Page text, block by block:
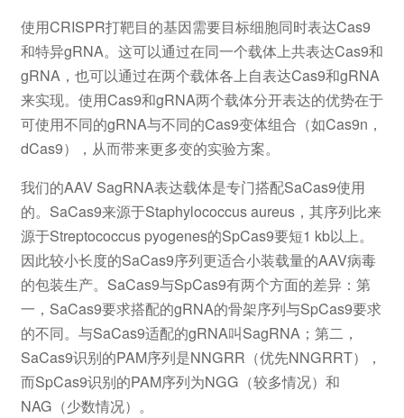
使用CRISPR打靶目的基因需要目标细胞同时表达Cas9
和特异gRNA。这可以通过在同一个载体上共表达Cas9和
gRNA，也可以通过在两个载体各上自表达Cas9和gRNA
来实现。使用Cas9和gRNA两个载体分开表达的优势在于
可使用不同的gRNA与不同的Cas9变体组合（如Cas9n，
dCas9），从而带来更多变的实验方案。
我们的AAV SagRNA表达载体是专门搭配SaCas9使用
的。SaCas9来源于Staphylococcus aureus，其序列比来
源于Streptococcus pyogenes的SpCas9要短1 kb以上。
因此较小长度的SaCas9序列更适合小装载量的AAV病毒
的包装生产。SaCas9与SpCas9有两个方面的差异：第
一，SaCas9要求搭配的gRNA的骨架序列与SpCas9要求
的不同。与SaCas9适配的gRNA叫SagRNA；第二，
SaCas9识别的PAM序列是NNGRR（优先NNGRRT），
而SpCas9识别的PAM序列为NGG（较多情况）和
NAG（少数情况）。